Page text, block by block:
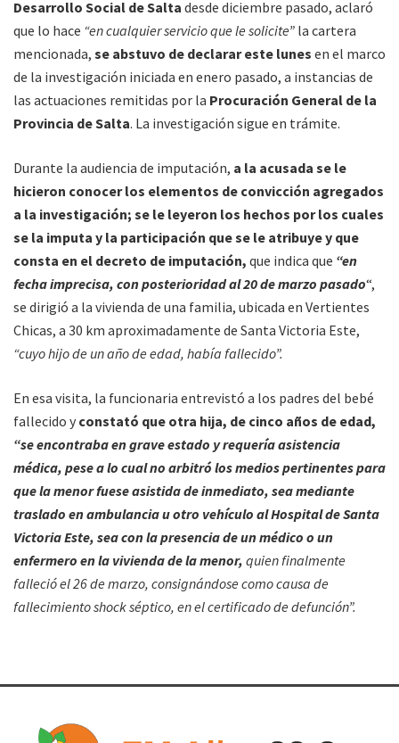
Desarrollo Social de Salta desde diciembre pasado, aclaró
que lo hace “en cualquier servicio que le solicite” la cartera
mencionada, se abstuvo de declarar este lunes en el marco
de la investigación iniciada en enero pasado, a instancias de
las actuaciones remitidas por la Procuración General de la
Provincia de Salta. La investigación sigue en trámite.
Durante la audiencia de imputación, a la acusada se le
hicieron conocer los elementos de convicción agregados
a la investigación; se le leyeron los hechos por los cuales
se la imputa y la participación que se le atribuye y que
consta en el decreto de imputación, que indica que “en
fecha imprecisa, con posterioridad al 20 de marzo pasado“,
se dirigió a la vivienda de una familia, ubicada en Vertientes
Chicas, a 30 km aproximadamente de Santa Victoria Este,
“cuyo hijo de un año de edad, había fallecido”.
En esa visita, la funcionaria entrevistó a los padres del bebé
fallecido y constató que otra hija, de cinco años de edad,
“se encontraba en grave estado y requería asistencia
médica, pese a lo cual no arbitró los medios pertinentes para
que la menor fuese asistida de inmediato, sea mediante
traslado en ambulancia u otro vehículo al Hospital de Santa
Victoria Este, sea con la presencia de un médico o un
enfermero en la vivienda de la menor, quien finalmente
falleció el 26 de marzo, consignándose como causa de
fallecimiento shock séptico, en el certificado de defunción”.